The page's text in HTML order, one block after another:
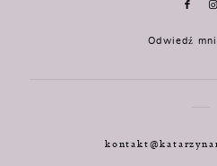
Odwiedź